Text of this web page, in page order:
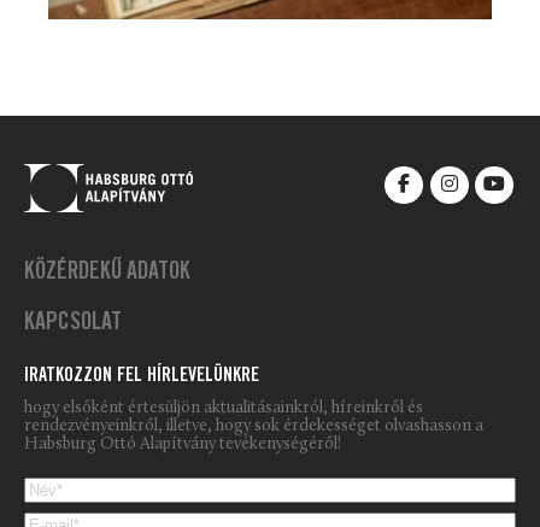
KÖZÉRDEKŰ ADATOK
KAPCSOLAT
IRATKOZZON FEL HÍRLEVELÜNKRE
hogy elsőként értesüljön aktualitásainkról, híreinkről és
rendezvényeinkről, illetve, hogy sok érdekességet olvashasson a
Habsburg Ottó Alapítvány tevékenységéről!